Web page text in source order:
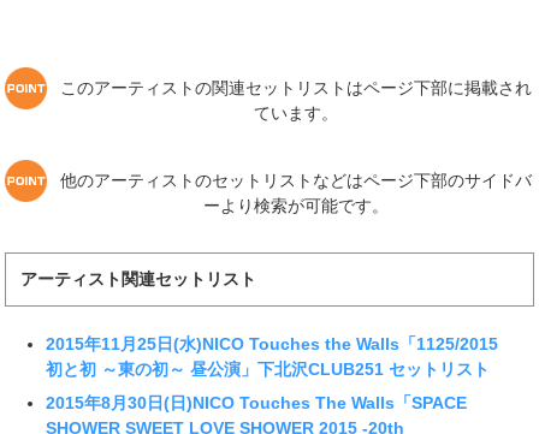
このアーティストの関連セットリストはページ下部に掲載され
ています。
他のアーティストのセットリストなどはページ下部のサイドバ
ーより検索が可能です。
アーティスト関連セットリスト
2015年11月25日(水)NICO Touches the Walls「1125/2015
初と初 ～東の初～ 昼公演」下北沢CLUB251 セットリスト
2015年8月30日(日)NICO Touches The Walls「SPACE
SHOWER SWEET LOVE SHOWER 2015 -20th